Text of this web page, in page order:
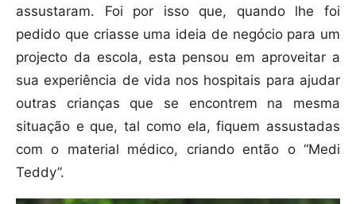
assustaram. Foi por isso que, quando lhe foi
pedido que criasse uma ideia de negócio para um
projecto da escola, esta pensou em aproveitar a
sua experiência de vida nos hospitais para ajudar
outras crianças que se encontrem na mesma
situação e que, tal como ela, fiquem assustadas
com o material médico, criando então o “Medi
Teddy”.